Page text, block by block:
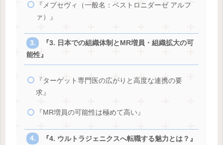
『メプセヴィ（一般名：ベストロニダーゼ アルフ
ァ）』
『3. 日本での組織体制とMR増員・組織拡大の可
能性』
『ターゲット専門医の広がりと高度な連携の要
求』
『MR増員の可能性は極めて高い』
『4. ウルトラジェニクスへ転職する魅力とは？』